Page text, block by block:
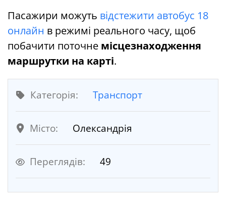
Пасажири можуть відстежити автобус 18
онлайн в режимі реального часу, щоб
побачити поточне місцезнаходження
маршрутки на карті.
Категорія: Транспорт
Місто: Олександрія
Переглядів: 49